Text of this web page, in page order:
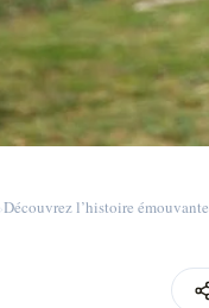
›Découvrez l’histoire